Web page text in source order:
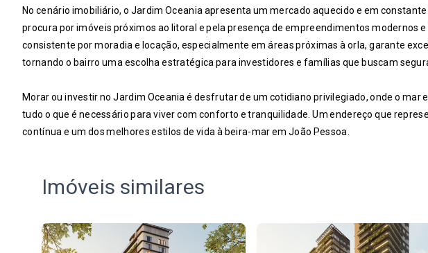
No cenário imobiliário, o Jardim Oceania apresenta um mercado aquecido e em
procura por imóveis próximos ao litoral e pela presença de empreendimentos modernos
consistente por moradia e locação, especialmente em áreas próximas à orla, garante
tornando o bairro uma escolha estratégica para investidores e famílias que buscam
Morar ou investir no Jardim Oceania é desfrutar de um cotidiano privilegiado, onde o mar
tudo o que é necessário para viver com conforto e tranquilidade. Um endereço que
contínua e um dos melhores estilos de vida à beira-mar em João Pessoa.
Imóveis similares